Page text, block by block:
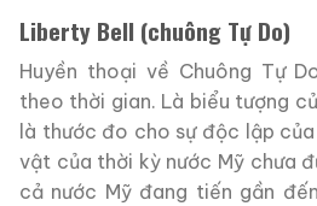
Liberty Bell (chuông Tự Do)
Huyền thoại về Chuông Tự
theo thời gian. Là biểu tượng
là thước đo cho sự độc lập
vật của thời kỳ nước Mỹ chưa
cả nước Mỹ đang tiến gần